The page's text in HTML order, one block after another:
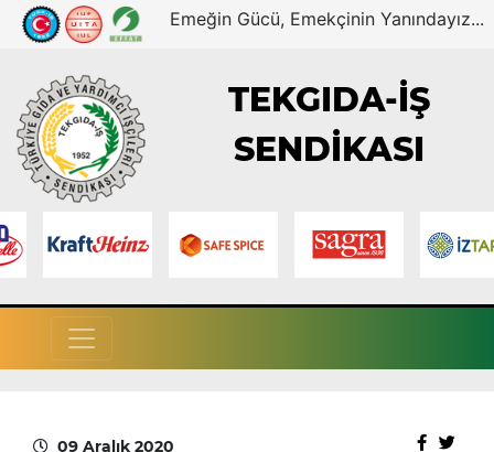
Emeğin Gücü, Emekçinin Yanındayız...
TEKGIDA-İŞ
SENDİKASI
09 Aralık 2020